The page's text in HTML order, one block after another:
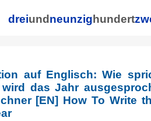
dreiundneunzighundert
auf Englisch: Wie
das Jahr
[EN] How To Write